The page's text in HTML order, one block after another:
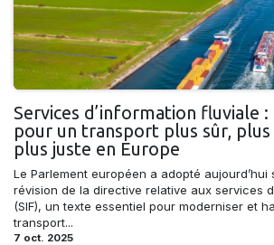
Services d’information fluviale :
pour un transport plus sûr,
plus juste en Europe
Le Parlement européen a adopté aujourd’hui
révision de la directive relative aux services
(SIF), un texte essentiel pour moderniser et
transport...
7 oct. 2025